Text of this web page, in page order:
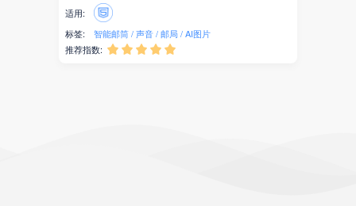
适用:
标签:
智能邮筒 声音 邮局
AI图片
推荐指数:     